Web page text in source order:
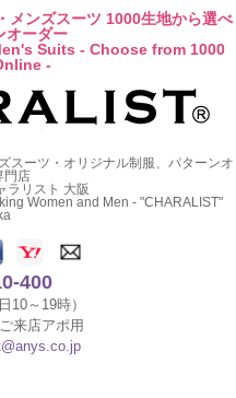
メンズスーツ 1000生地から選べ
オーダー
Suits - Choose from 1000
-
スーツ・オリジナル制服、パターンオ
門店
ラリスト 大阪
Women and Men - "CHARALIST"
400
10～19時）
来店アポ用